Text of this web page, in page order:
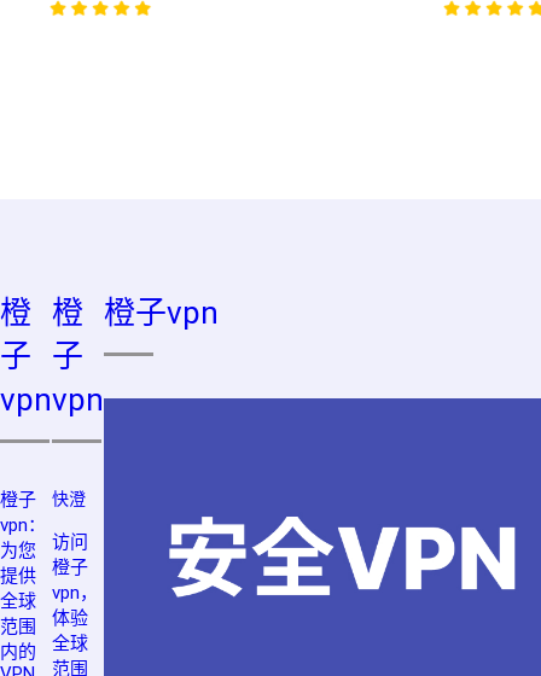
橙
子
vpn
橙子
vpn：
为您
提供
全球
范围
内的
橙
子
vpn
快澄
访问
橙子
vpn，
体验
全球
范围
橙子vpn